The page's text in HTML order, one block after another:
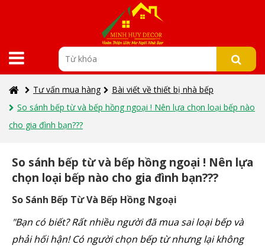
Tư vấn mua hàng
Bài viết về thiết bị nhà bếp
So sánh bếp từ và bếp hồng ngoại ! Nên lựa chọn loại bếp nào
cho gia đình bạn???
So sánh bếp từ và bếp hồng ngoại ! Nên lựa
chọn loại bếp nào cho gia đình bạn???
So Sánh Bếp Từ Và Bếp Hồng Ngoại
"Bạn có biết? Rất nhiều người đã mua sai loại bếp và
phải hối hận! Có người chọn bếp từ nhưng lại không